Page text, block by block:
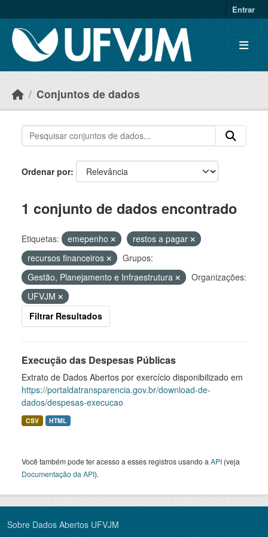
Entrar
Conjuntos de dados
Ordenar por
1 conjunto de dados encontrado
Etiquetas: emepenho
restos a pagar
recursos financeiros
Grupos:
Gestão, Planejamento e Infraestrutura
Organizações:
UFVJM
Filtrar Resultados
Execução das Despesas Públicas
Extrato de Dados Abertos por exercício disponibilizado em
https://portaldatransparencia.gov.br/download-de-
dados/despesas-execucao
CSV HTML
Você também pode ter acesso a esses registros usando a API (veja
Documentação da API).
Sobre Dados Abertos UFVJM